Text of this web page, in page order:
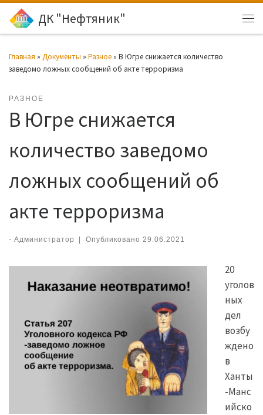
Перейти к содержимому
ДК "Нефтяник"
Главная » Документы » Разное » В Югре снижается количество
заведомо ложных сообщений об акте терроризма
РАЗНОЕ
В Югре снижается
количество заведомо
ложных сообщений об
акте терроризма
- Администратор Опубликовано 29.06.2021
20
уголов
ных
дел
возбу
ждено
в
Ханты
-Манс
ийско